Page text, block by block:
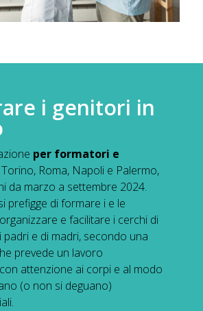
i genitori in
per formatori e
Torino, Roma, Napoli e Palermo,
da marzo a settembre 2024.
prefigge di formare i e le
e facilitare i cerchi di
padri e di madri, secondo una
prevede un lavoro
attenzione ai corpi e al modo
(o non si deguano)